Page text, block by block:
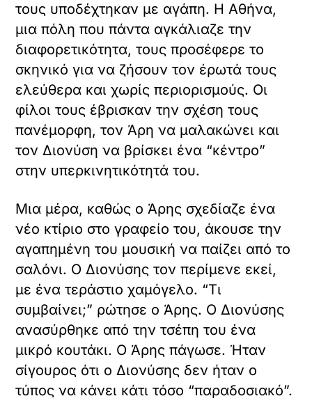
τους υποδέχτηκαν με αγάπη. Η Αθήνα,
μια πόλη που πάντα αγκάλιαζε την
διαφορετικότητα, τους προσέφερε το
σκηνικό για να ζήσουν τον έρωτά τους
ελεύθερα και χωρίς περιορισμούς. Οι
φίλοι τους έβρισκαν την σχέση τους
πανέμορφη, τον Άρη να μαλακώνει και
τον Διονύση να βρίσκει ένα “κέντρο”
στην υπερκινητικότητά του.
Μια μέρα, καθώς ο Άρης σχεδίαζε ένα
νέο κτίριο στο γραφείο του, άκουσε την
αγαπημένη του μουσική να παίζει από το
σαλόνι. Ο Διονύσης τον περίμενε εκεί,
με ένα τεράστιο χαμόγελο. “Τι
συμβαίνει;” ρώτησε ο Άρης. Ο Διονύσης
ανασύρθηκε από την τσέπη του ένα
μικρό κουτάκι. Ο Άρης πάγωσε. Ήταν
σίγουρος ότι ο Διονύσης δεν ήταν ο
τύπος να κάνει κάτι τόσο “παραδοσιακό”.